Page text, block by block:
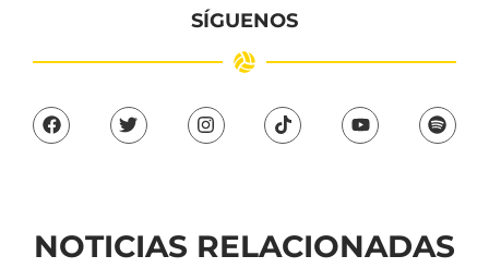
SÍGUENOS
NOTICIAS RELACIONADAS